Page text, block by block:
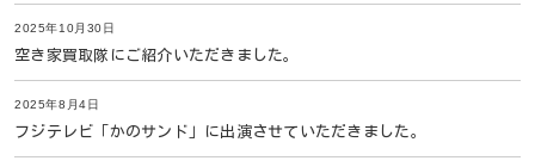
2025年10月30日
空き家買取隊にご紹介いただきました。
2025年8月4日
フジテレビ「かのサンド」に出演させていただきました。